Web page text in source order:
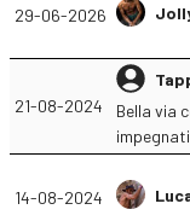
29-06-2026
21-08-2024
Bella via
14-08-2024